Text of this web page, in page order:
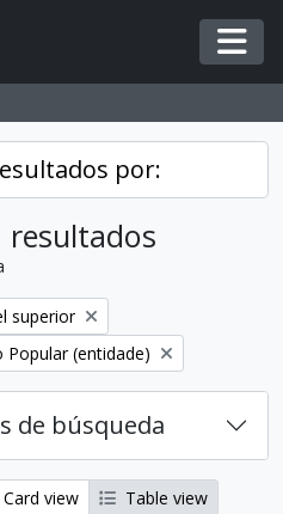
por:
superior
Popular (entidade)
de búsqueda
Card view
Table view